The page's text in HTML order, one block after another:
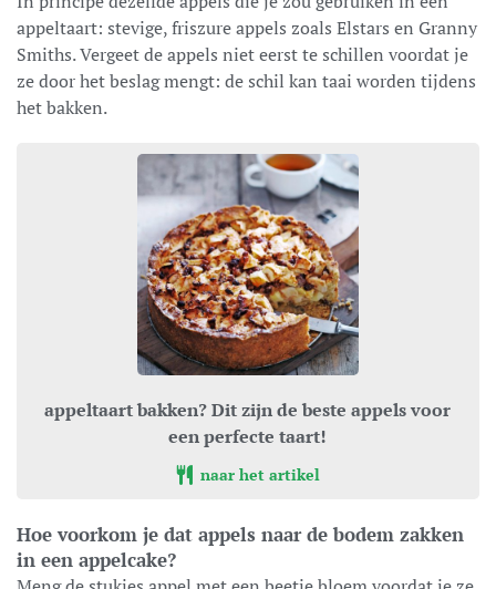
appeltaart: stevige, friszure appels zoals Elstars en Granny
Smiths. Vergeet de appels niet eerst te schillen voordat je
ze door het beslag mengt: de schil kan taai worden tijdens
het bakken.
appeltaart bakken? Dit zijn de beste appels voor
een perfecte taart!
naar het artikel
Hoe voorkom je dat appels naar de bodem zakken
in een appelcake?